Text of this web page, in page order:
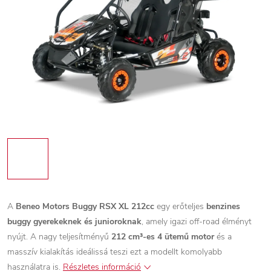
A Beneo Motors Buggy RSX XL 212cc egy erőteljes benzines
buggy gyerekeknek és junioroknak, amely igazi off-road élményt
nyújt. A nagy teljesítményű 212 cm³-es 4 ütemű motorés a
masszív kialakítás ideálissá teszi ezt a modellt komolyabb
használatra is. Részletes információ